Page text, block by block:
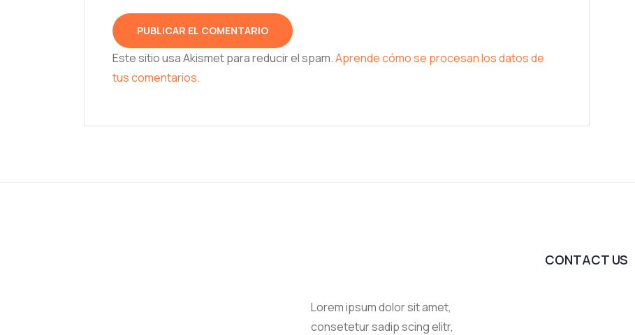
Este sitio usa Akismet para reducir el spam.Aprende cómo se procesan los datos de
tus comentarios.
Lorem ipsum dolor sit amet,
consetetur sadip scing elitr,
CONTACT US